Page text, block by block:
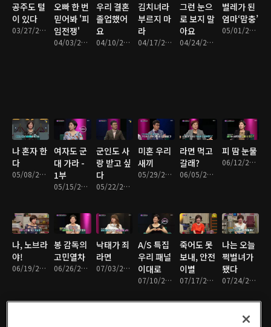
공주도 털
이 있다
03/27/2017 • 46분
오빠 한 번
믿어봐 '피
임전쟁'
04/03/2017 • 40분
우리 결혼
졸업했어
요
04/10/2017 • 44분
김치녀라
부르지 마
라
04/17/2017 • 50분
그런 눈으
로 보지 말
아요
04/24/2017 • 44분
벌레가 된
엄마‘맘충’
05/01/2017 • 47분
나 혼자 한
다
05/08/2017 • 47분
여자도 군
대 가라 -
1부
05/15/2017 • 46분
군인도 사
랑 받고 싶
다
05/22/2017 • 41분
미혼 우리
새끼
05/29/2017 • 47분
라면 먹고
갈래?
06/05/2017 • 45분
피 땀 눈물
06/12/2017 • 45분
나, 노브라
야!
06/19/2017 • 46분
봉 감독의
고민열차
06/26/2017 • 48분
낙태가 죄
라면
07/03/2017 • 45분
A/S 특집
우리 패널
이대로
07/10/2017 • 43분
죽어도 못
보내, 안전
이별
07/17/2017 • 44분
나는 오늘
쩍벌녀가
됐다
07/24/2017 • 43분